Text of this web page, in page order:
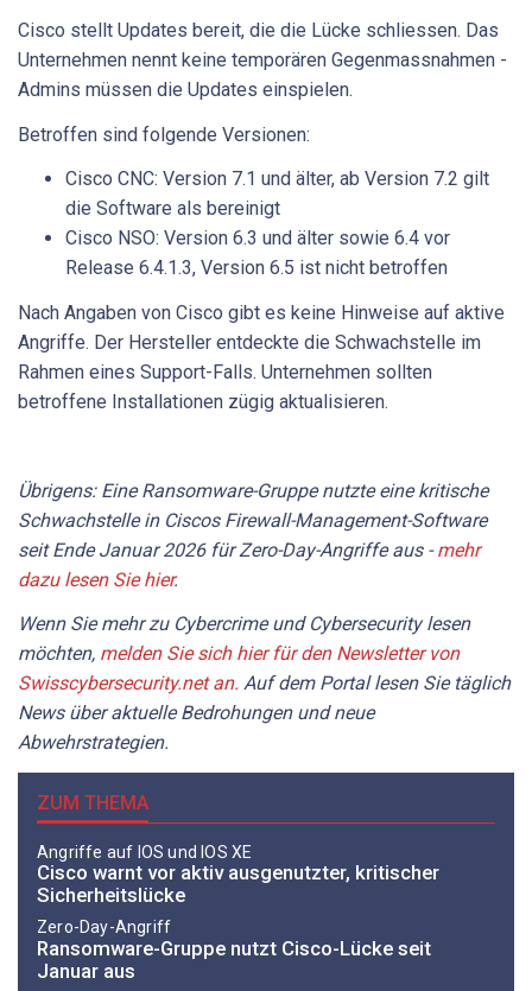
Cisco stellt Updates bereit, die die Lücke schliessen. Das
Unternehmen nennt keine temporären Gegenmassnahmen -
Admins müssen die Updates einspielen.
Betroffen sind folgende Versionen:
Cisco CNC: Version 7.1 und älter, ab Version 7.2 gilt
die Software als bereinigt
Cisco NSO: Version 6.3 und älter sowie 6.4 vor
Release 6.4.1.3, Version 6.5 ist nicht betroffen
Nach Angaben von Cisco gibt es keine Hinweise auf aktive
Angriffe. Der Hersteller entdeckte die Schwachstelle im
Rahmen eines Support-Falls. Unternehmen sollten
betroffene Installationen zügig aktualisieren.
Übrigens: Eine Ransomware-Gruppe nutzte eine kritische
Schwachstelle in Ciscos Firewall-Management-Software
seit Ende Januar 2026 für Zero-Day-Angriffe aus -mehr
dazu lesen Sie hier.
Wenn Sie mehr zu Cybercrime und Cybersecurity lesen
möchten, melden Sie sich hier für den Newsletter von
Swisscybersecurity.net an. Auf dem Portal lesen Sie täglich
News über aktuelle Bedrohungen und neue
Abwehrstrategien.
ZUM THEMA
Angriffe auf IOS und IOS XE
Cisco warnt vor aktiv ausgenutzter, kritischer
Sicherheitslücke
Zero-Day-Angriff
Ransomware-Gruppe nutzt Cisco-Lücke seit
Januar aus